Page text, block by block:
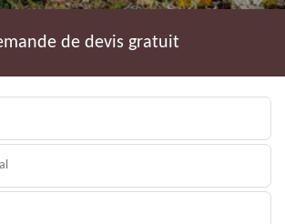
de devis gratuit